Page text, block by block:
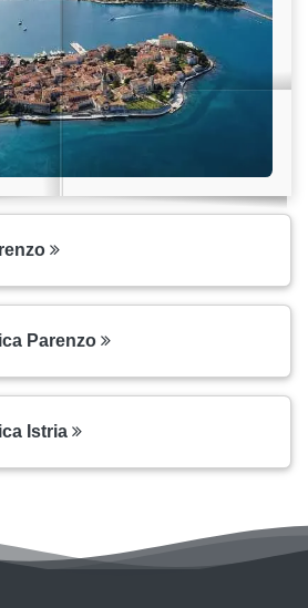
Parenzo
Istria